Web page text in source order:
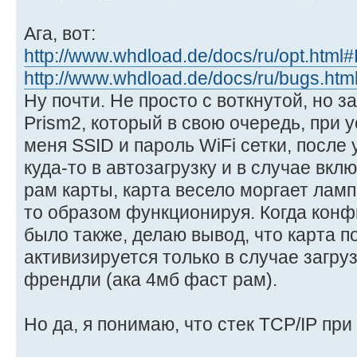
Ага, вот:
http://www.whdload.de/docs/ru/
http://www.whdload.de/docs/ru/
Ну почти. Не просто с воткнутой, но
Prism2, который в свою очередь, при
меня SSID и пароль WiFi сетки, после
куда-то в автозагрузку и в случае
рам карты, карта весело моргает
то образом функционируя. Когда
было также, делаю вывод, что карта
активизируется только в случае
френдли (ака 4мб фаст рам).
Но да, я понимаю, что стек TCP/IP